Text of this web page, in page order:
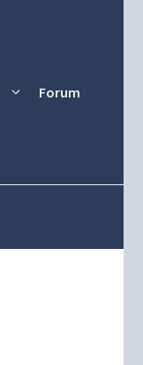
Forum